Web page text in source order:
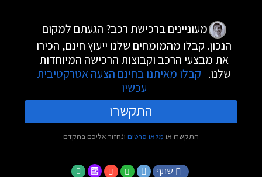
מעוניינים ברכישת רכב? הגעתם למקום
הנכון. קבלו מהמומחים שלנו ייעוץ חינם, הכירו
את מבצעי הרכב וקבוצות הרכישה המיוחדות
שלנו. קבלו מאיתנו בחינם הצעה אטרקטיבית
עכשיו
התקשרו
התקשרו או מלאו פרטים ונחזור אליכם בהקדם
שתף